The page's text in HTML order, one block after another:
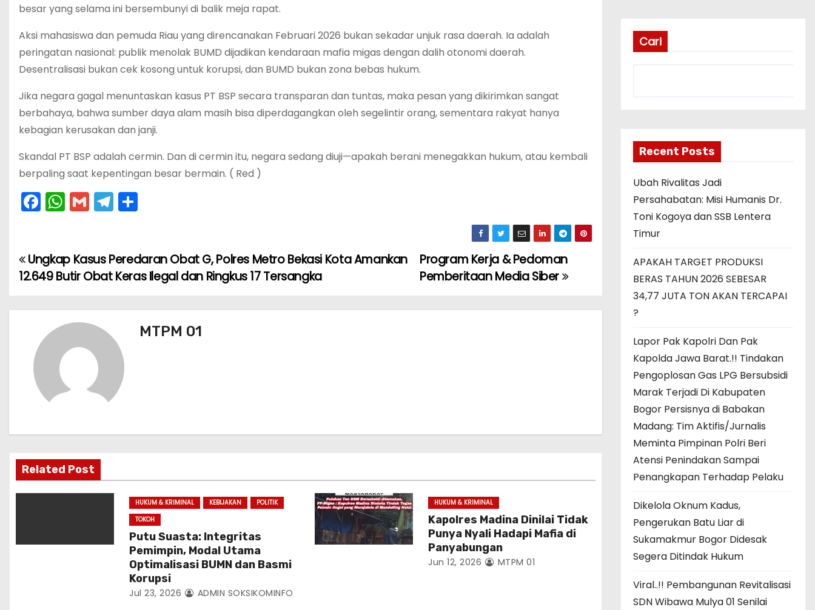
besar yang selama ini bersembunyi di balik meja rapat.
Aksi mahasiswa dan pemuda Riau yang direncanakan Februari 2026 bukan sekadar unjuk rasa daerah. Ia adalah
peringatan nasional: publik menolak BUMD dijadikan kendaraan mafia migas dengan dalih otonomi daerah.
Desentralisasi bukan cek kosong untuk korupsi, dan BUMD bukan zona bebas hukum.
Jika negara gagal menuntaskan kasus PT BSP secara transparan dan tuntas, maka pesan yang dikirimkan sangat
berbahaya, bahwa sumber daya alam masih bisa diperdagangkan oleh segelintir orang, sementara rakyat hanya
kebagian kerusakan dan janji.
Skandal PT BSP adalah cermin. Dan di cermin itu, negara sedang diuji—apakah berani menegakkan hukum, atau kembali
berpaling saat kepentingan besar bermain. ( Red )
F
a
e
b
o
k
W
h
ts
A
p
G
m
l
T
el
gr
a
e
N
v
i
p
o
Program Kerja & Pedoman
Pemberitaan Media Siber
Ungkap Kasus Peredaran Obat G, Polres Metro Bekasi Kota Amankan
12.649 Butir Obat Keras Ilegal dan Ringkus 17 Tersangka
MTPM 01
Related Post
HUKUM & KRIMINAL KEBIJAKAN
POLITIK
TOKOH
Putu Suasta: Integritas
Pemimpin, Modal Utama
Optimalisasi BUMN dan Basmi
Korupsi
Jul 23, 2026 ADMIN SOKSIKOMINFO
HUKUM & KRIMINAL
Kapolres Madina Dinilai Tidak
Punya Nyali Hadapi Mafia di
Panyabungan
Jun 12, 2026 MTPM 01
Cari
Recent Posts
Ubah Rivalitas Jadi
Persahabatan: Misi Humanis Dr.
Toni Kogoya dan SSB Lentera
Timur
APAKAH TARGET PRODUKSI
BERAS TAHUN 2026 SEBESAR
34,77 JUTA TON AKAN TERCAPAI
?
Lapor Pak Kapolri Dan Pak
Kapolda Jawa Barat.!! Tindakan
Pengoplosan Gas LPG Bersubsidi
Marak Terjadi Di Kabupaten
Bogor Persisnya di Babakan
Madang: Tim Aktifis/Jurnalis
Meminta Pimpinan Polri Beri
Atensi Penindakan Sampai
Penangkapan Terhadap Pelaku
Dikelola Oknum Kadus,
Pengerukan Batu Liar di
Sukamakmur Bogor Didesak
Segera Ditindak Hukum
Viral..!! Pembangunan Revitalisasi
SDN Wibawa Mulya 01 Senilai